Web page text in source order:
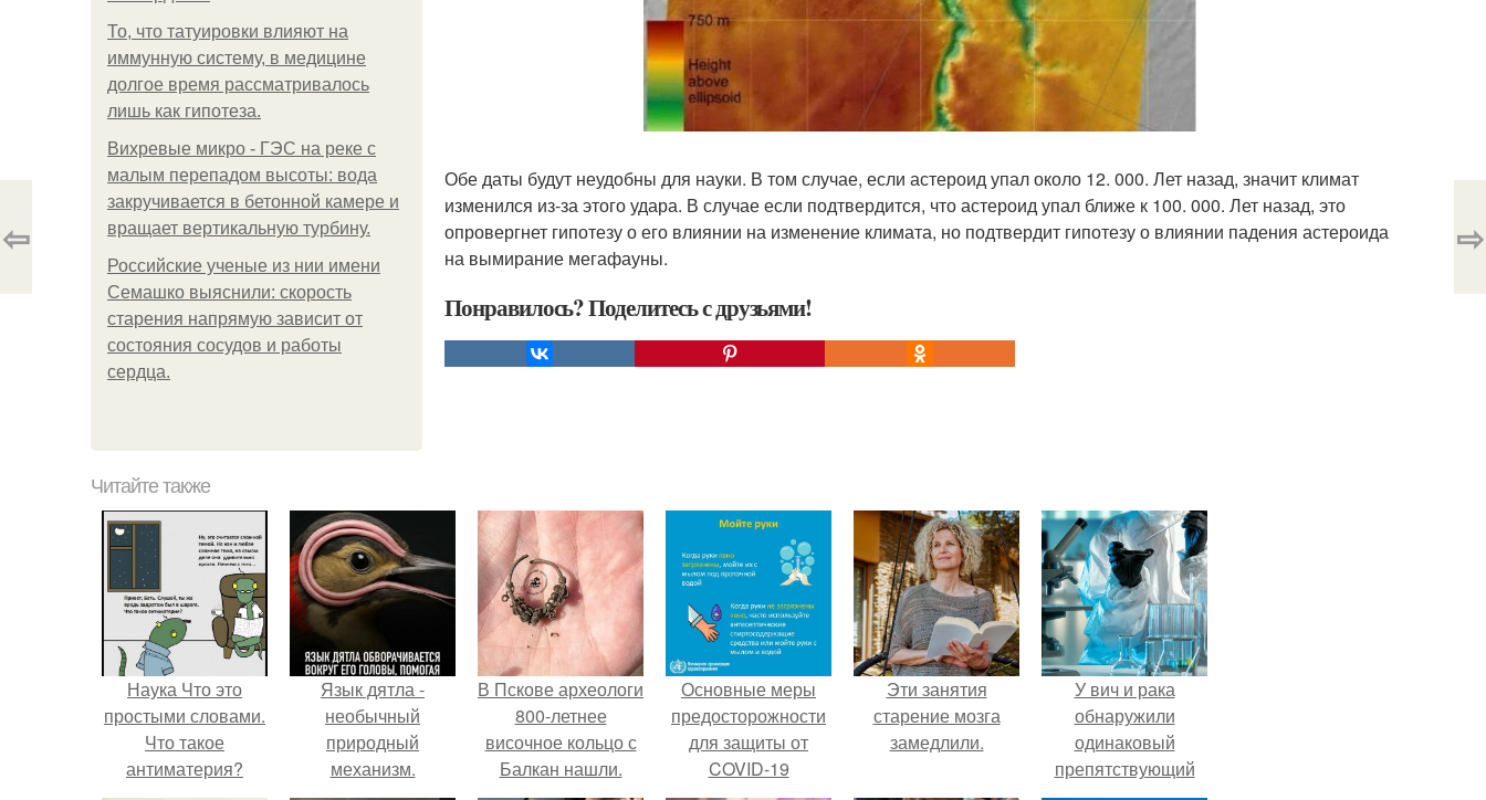
То, что татуировки влияют на
иммунную систему, в медицине
долгое время рассматривалось
лишь как гипотеза.
Вихревые микро - ГЭС на реке с
малым перепадом высоты: вода
закручивается в бетонной камере и
вращает вертикальную турбину.
Российские ученые из нии имени
Семашко выяснили: скорость
старения напрямую зависит от
состояния сосудов и работы
сердца.
Обе даты будут неудобны для науки. В том случае, если астероид упал около 12. 000. Лет назад, значит климат
изменился из-за этого удара. В случае если подтвердится, что астероид упал ближе к 100. 000. Лет назад, это
опровергнет гипотезу о его влиянии на изменение климата, но подтвердит гипотезу о влиянии падения астероида
на вымирание мегафауны.
Понравилось? Поделитесь с друзьями!
⇦ ⇨
Читайте также
Наука Что это
простыми словами.
Что такое
антиматерия?
Язык дятла -
необычный
природный
механизм.
В Пскове археологи
800-летнее
височное кольцо с
Балкан нашли.
Основные меры
предосторожности
для защиты от
COVID-19
Эти занятия
старение мозга
замедлили.
У вич и рака
обнаружили
одинаковый
препятствующий